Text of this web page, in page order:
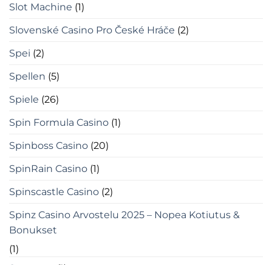
Slot Machine (1)
Slovenské Casino Pro České Hráče (2)
Spei (2)
Spellen (5)
Spiele (26)
Spin Formula Casino (1)
Spinboss Casino (20)
SpinRain Casino (1)
Spinscastle Casino (2)
Spinz Casino Arvostelu 2025 – Nopea Kotiutus &
Bonukset
(1)